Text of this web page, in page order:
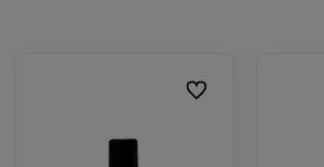
Do ulubionych
Do ulubionych